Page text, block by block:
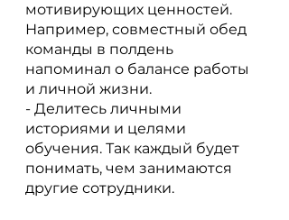
мотивирующих ценностей.
Например, совместный обед
команды в полдень
напоминал о балансе работы
и личной жизни.
- Делитесь личными
историями и целями
обучения. Так каждый будет
понимать, чем занимаются
другие сотрудники.